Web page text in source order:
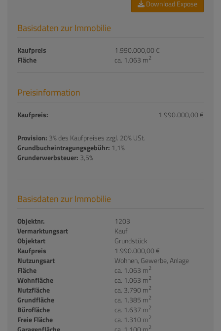
Download Expose
Basisdaten zur Immobilie
Kaufpreis
1.990.000,00 €
Fläche
ca. 1.063 m2
Preisinformation
Kaufpreis: 1.990.000,00 €
Provision: 3% des Kaufpreises zzgl. 20% USt.
Grundbucheintragungsgebühr: 1,1%
Grunderwerbsteuer: 3,5%
Basisdaten zur Immobilie
Objektnr.
1203
Vermarktungsart
Kauf
Objektart
Grundstück
Kaufpreis
1.990.000,00 €
Nutzungsart
Wohnen Gewerbe Anlage
Fläche
ca. 1.063 m2
Wohnfläche ca. 1.063 m2
Nutzfläche ca. 3.790 m2
Grundfläche ca. 1.385 m2
Bürofläche ca. 1.637 m2
Freie Fläche ca. 1.310 m2
2